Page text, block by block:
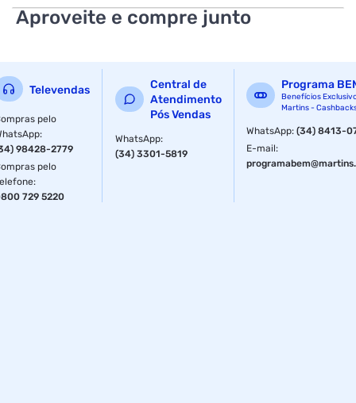
Aproveite e compre junto
Televendas
pelo
:
98428-2779
pelo
:
729 5220
Central de
Atendimento
Pós Vendas
WhatsApp:
(34) 3301-5819
Programa
Benefícios
Martins -
WhatsApp:(34) 8413-
E-mail: